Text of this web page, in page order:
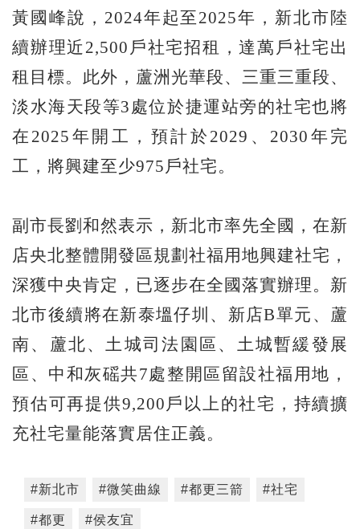
黃國峰說，2024年起至2025年，新北市陸
續辦理近2,500戶社宅招租，達萬戶社宅出
租目標。此外，蘆洲光華段、三重三重段、
淡水海天段等3處位於捷運站旁的社宅也將
在2025年開工，預計於2029、2030年完
工，將興建至少975戶社宅。
副市長劉和然表示，新北市率先全國，在新
店央北整體開發區規劃社福用地興建社宅，
深獲中央肯定，已逐步在全國落實辦理。新
北市後續將在新泰塭仔圳、新店B單元、蘆
南、蘆北、土城司法園區、土城暫緩發展
區、中和灰磘共7處整開區留設社福用地，
預估可再提供9,200戶以上的社宅，持續擴
充社宅量能落實居住正義。
#新北市 #微笑曲線 #都更三箭 #社宅
#都更 #侯友宜